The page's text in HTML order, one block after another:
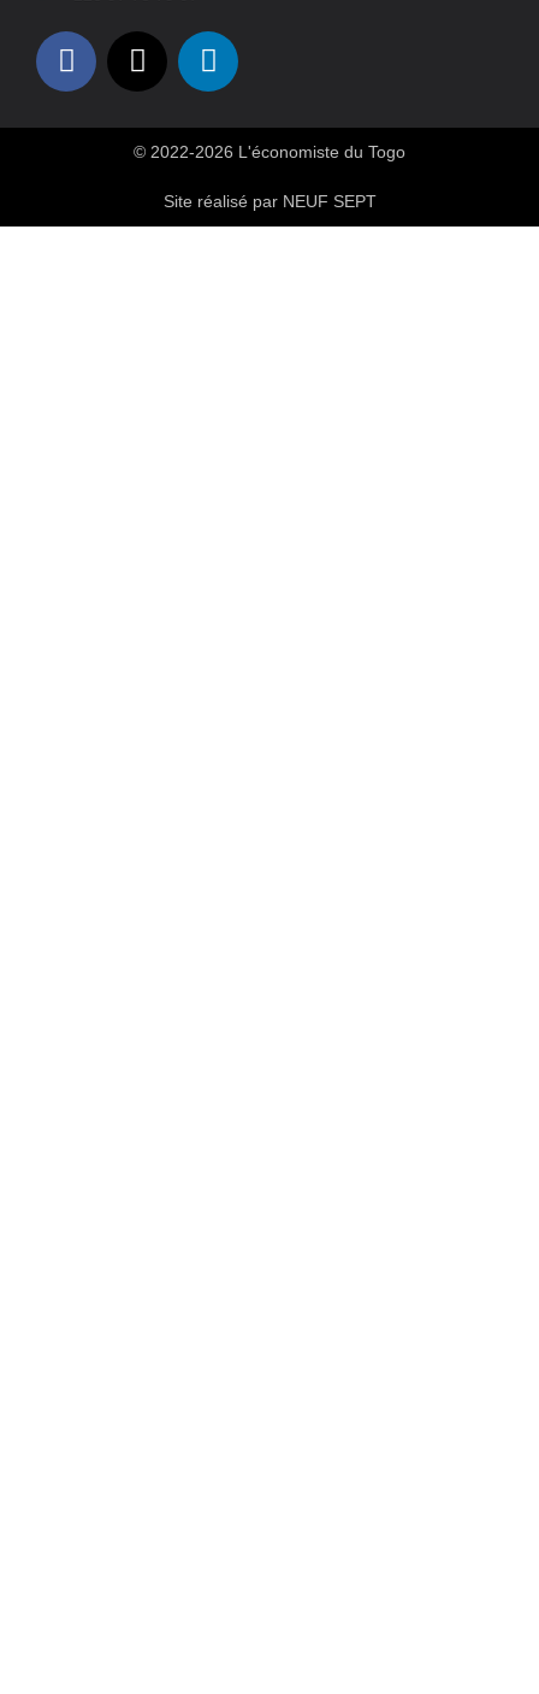
© 2022-2026 L'économiste du Togo
Site réalisé par NEUF SEPT